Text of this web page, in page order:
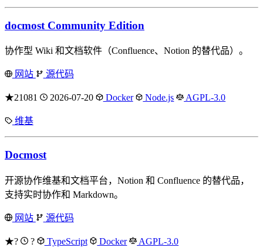
docmost Community Edition
协作型 Wiki 和文档软件（Confluence、Notion 的替代品）。
网站 源代码
★21081 2026-07-20 Docker Node.js AGPL-3.0
维基
Docmost
开源协作维基和文档平台，Notion 和 Confluence 的替代品，
支持实时协作和 Markdown。
网站 源代码
★? ? TypeScript Docker AGPL-3.0